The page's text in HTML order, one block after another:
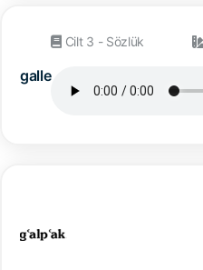
galle
Cilt 3 - Sözlük